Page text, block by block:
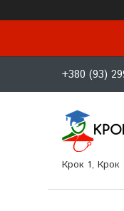
+380 (93)
Крок 1,